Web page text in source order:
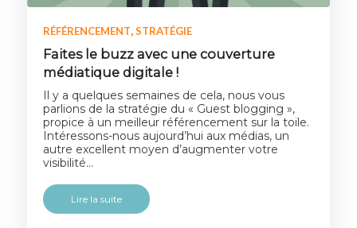
RÉFÉRENCEMENT STRATÉGIE
Faites le buzz avec une couverture
médiatique digitale !
Il y a quelques semaines de cela, nous vous
parlions de la stratégie du « Guest blogging »,
propice à un meilleur référencement sur la toile.
Intéressons-nous aujourd’hui aux médias, un
autre excellent moyen d’augmenter votre
visibilité…
Lire la suite